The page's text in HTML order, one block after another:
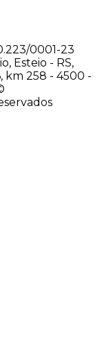
0001-23
Esteio - RS,
km 258 - 4500 -